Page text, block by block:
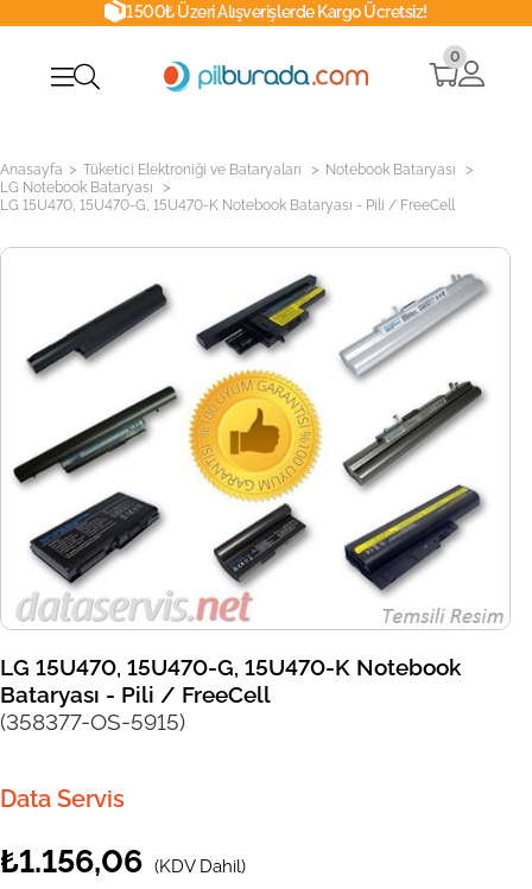
1500₺ Üzeri Alışverişlerde Kargo Ücretsiz!
0
Anasayfa > Tüketici Elektroniği ve Bataryaları > Notebook Bataryası >
LG Notebook Bataryası >
LG 15U470, 15U470-G, 15U470-K Notebook Bataryası - Pili / FreeCell
LG 15U470, 15U470-G, 15U470-K Notebook
Bataryası - Pili / FreeCell
(358377-OS-5915)
Data Servis
₺1.156,06 (KDV Dahil)